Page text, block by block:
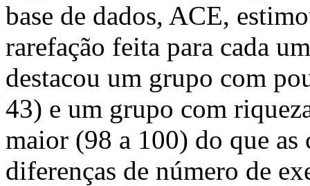
base de dados, ACE,
rarefação feita para cada
destacou um grupo com
43) e um grupo com
maior (98 a 100) do que as
diferenças de número de